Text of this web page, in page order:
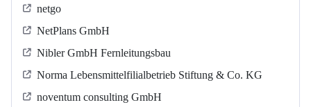
netgo
NetPlans GmbH
Nibler GmbH Fernleitungsbau
Norma Lebensmittelfilialbetrieb Stiftung & Co. KG
noventum consulting GmbH